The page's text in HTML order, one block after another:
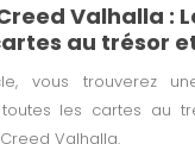
Valhalla :
au trésor
vous trouverez
les cartes au
Valhalla.